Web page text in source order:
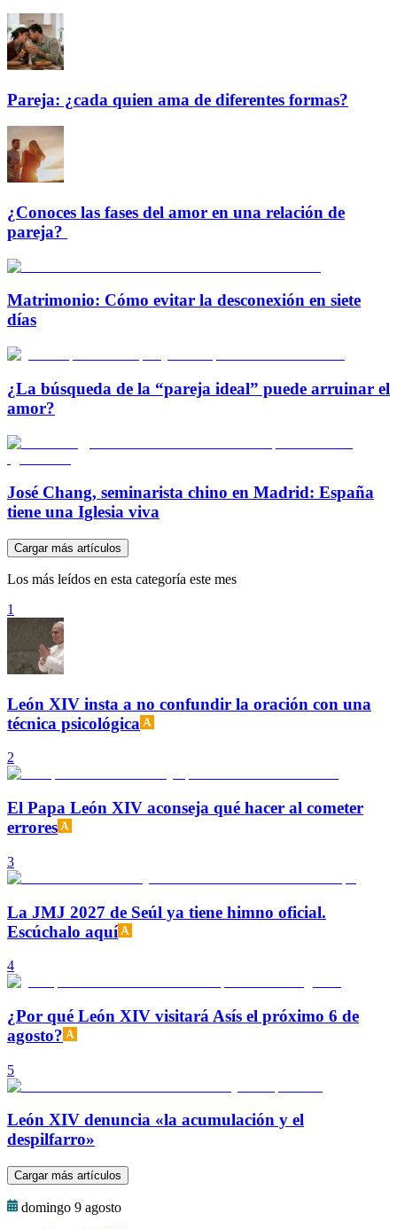
Pareja: ¿cada quien ama de diferentes formas?
¿Conoces las fases del amor en una relación de
pareja?
Matrimonio: Cómo evitar la desconexión en siete
días
¿La búsqueda de la “pareja ideal” puede arruinar el
amor?
José Chang, seminarista chino en Madrid: España
tiene una Iglesia viva
Cargar más artículos
Los más leídos en esta categoría este mes
1
León XIV insta a no confundir la oración con una
técnica psicológica
2
El Papa León XIV aconseja qué hacer al cometer
errores
3
La JMJ 2027 de Seúl ya tiene himno oficial.
Escúchalo aquí
4
¿Por qué León XIV visitará Asís el próximo 6 de
agosto?
5
León XIV denuncia «la acumulación y el
despilfarro»
Cargar más artículos
domingo 9 agosto